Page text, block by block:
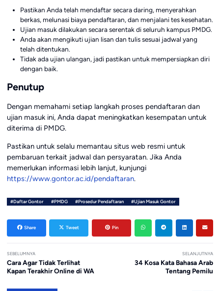
Pastikan Anda telah mendaftar secara daring, menyerahkan
berkas, melunasi biaya pendaftaran, dan menjalani tes kesehatan.
Ujian masuk dilakukan secara serentak di seluruh kampus PMDG.
Anda akan mengikuti ujian lisan dan tulis sesuai jadwal yang
telah ditentukan.
Tidak ada ujian ulangan, jadi pastikan untuk mempersiapkan diri
dengan baik.
Penutup
Dengan memahami setiap langkah proses pendaftaran dan
ujian masuk ini, Anda dapat meningkatkan kesempatan untuk
diterima di PMDG.
Pastikan untuk selalu memantau situs web resmi untuk
pembaruan terkait jadwal dan persyaratan. Jika Anda
memerlukan informasi lebih lanjut, kunjungi
https://www.gontor.ac.id/pendaftaran.
#Daftar Gontor #PMDG #Prosedur Pendaftaran #Ujian Masuk Gontor
Share Tweet Pin
SEBELUMNYA
Cara Agar Tidak Terlihat
Kapan Terakhir Online di WA
SELANJUTNYA
34 Kosa Kata Bahasa Arab
Tentang Pemilu